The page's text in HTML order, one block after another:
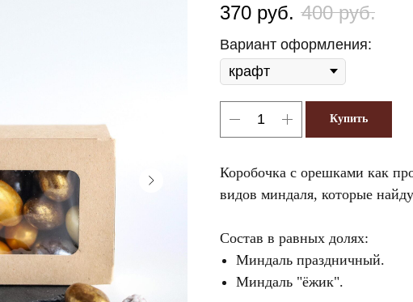
370 руб. 400 руб.
Вариант оформления:
Купить
Коробочка с орешками как
видов миндаля, которые
Состав в равных долях:
Миндаль праздничный.
Миндаль "ёжик".